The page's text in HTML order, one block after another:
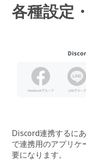
各種設定
Discord連携するにあ
で連携用のアプリケ
要になります。